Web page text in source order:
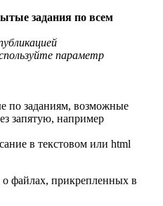
задания по всем
параметр
по заданиям, возможные
запятую, например
в текстовом или html
файлах, прикрепленных в